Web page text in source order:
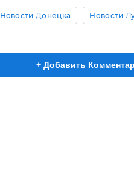
Новости Донецка Новости
+ Добавить